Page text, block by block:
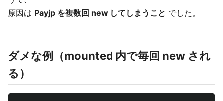
原因は Payjp を複数回 new してしまうこと でした。
ダメな例（mounted 内で毎回 new され
る）